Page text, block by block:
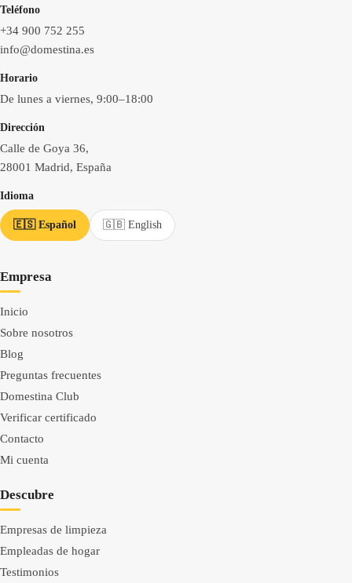
Teléfono
+34 900 752 255
info@domestina.es
Horario
De lunes a viernes, 9:00–18:00
Dirección
Calle de Goya 36,
28001 Madrid, España
Idioma
🇪🇸 Español 🇬🇧 English
Empresa
Inicio
Sobre nosotros
Blog
Preguntas frecuentes
Domestina Club
Verificar certificado
Contacto
Mi cuenta
Descubre
Empresas de limpieza
Empleadas de hogar
Testimonios